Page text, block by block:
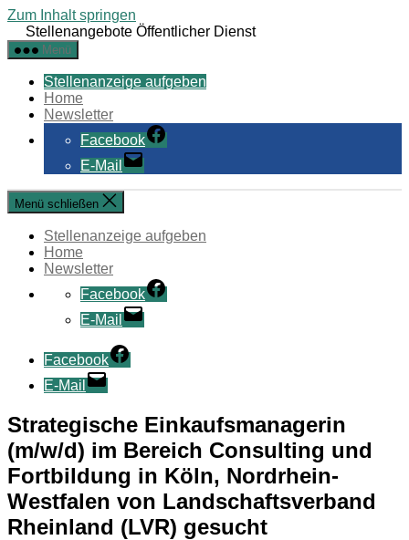
Zum Inhalt springen
Stellenangebote Öffentlicher Dienst
Menü
Stellenanzeige aufgeben
Home
Newsletter
Facebook
E-Mail
Menü schließen
Stellenanzeige aufgeben
Home
Newsletter
Facebook
E-Mail
Facebook
E-Mail
Strategische Einkaufsmanagerin
(m/w/d) im Bereich Consulting und
Fortbildung in Köln, Nordrhein-
Westfalen von Landschaftsverband
Rheinland (LVR) gesucht